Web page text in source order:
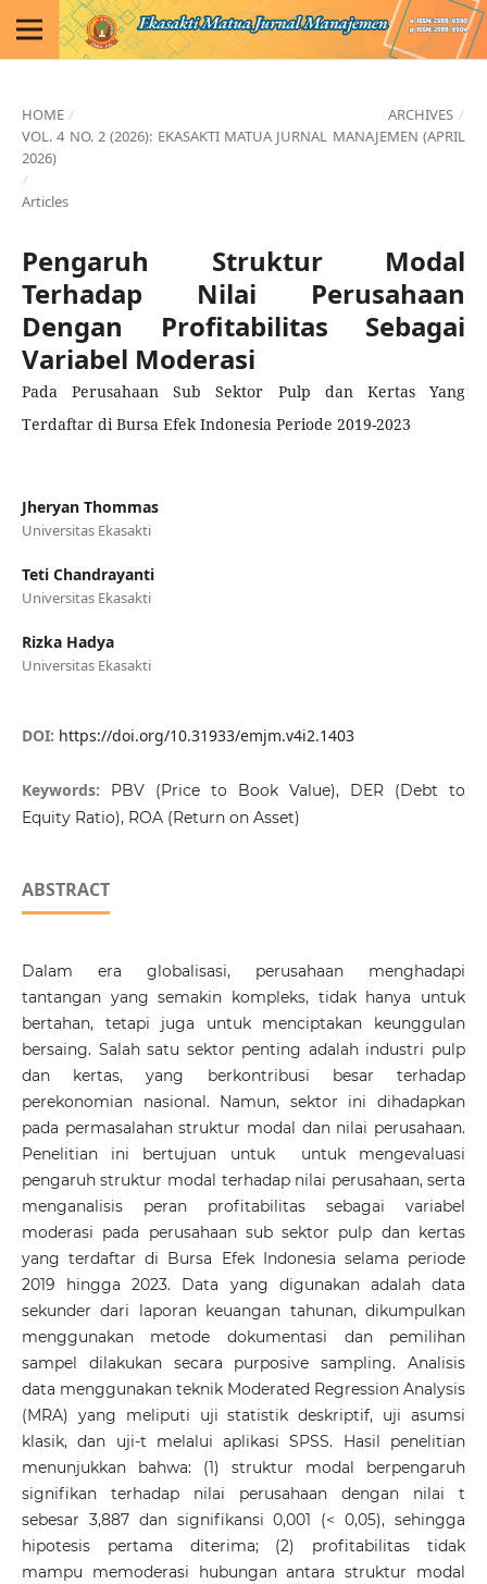
HOME / ARCHIVES /
VOL. 4 NO. 2 (2026): EKASAKTI MATUA JURNAL MANAJEMEN (APRIL
2026)
/
Articles
Pengaruh Struktur Modal
Terhadap Nilai Perusahaan
Dengan Profitabilitas Sebagai
Variabel Moderasi
Pada Perusahaan Sub Sektor Pulp dan Kertas Yang
Terdaftar di Bursa Efek Indonesia Periode 2019-2023
Jheryan Thommas
Universitas Ekasakti
Teti Chandrayanti
Universitas Ekasakti
Rizka Hadya
Universitas Ekasakti
DOI: https://doi.org/10.31933/emjm.v4i2.1403
Keywords: PBV (Price to Book Value), DER (Debt to
Equity Ratio), ROA (Return on Asset)
ABSTRACT
Dalam era globalisasi, perusahaan menghadapi
tantangan yang semakin kompleks, tidak hanya untuk
bertahan, tetapi juga untuk menciptakan keunggulan
bersaing. Salah satu sektor penting adalah industri pulp
dan kertas, yang berkontribusi besar terhadap
perekonomian nasional. Namun, sektor ini dihadapkan
pada permasalahan struktur modal dan nilai perusahaan.
Penelitian ini bertujuan untuk untuk mengevaluasi
pengaruh struktur modal terhadap nilai perusahaan, serta
menganalisis peran profitabilitas sebagai variabel
moderasi pada perusahaan sub sektor pulp dan kertas
yang terdaftar di Bursa Efek Indonesia selama periode
2019 hingga 2023. Data yang digunakan adalah data
sekunder dari laporan keuangan tahunan, dikumpulkan
menggunakan metode dokumentasi dan pemilihan
sampel dilakukan secara purposive sampling. Analisis
data menggunakan teknik Moderated Regression Analysis
(MRA) yang meliputi uji statistik deskriptif, uji asumsi
klasik, dan uji-t melalui aplikasi SPSS. Hasil penelitian
menunjukkan bahwa: (1) struktur modal berpengaruh
signifikan terhadap nilai perusahaan dengan nilai t
sebesar 3,887 dan signifikansi 0,001 (< 0,05), sehingga
hipotesis pertama diterima; (2) profitabilitas tidak
mampu memoderasi hubungan antara struktur modal